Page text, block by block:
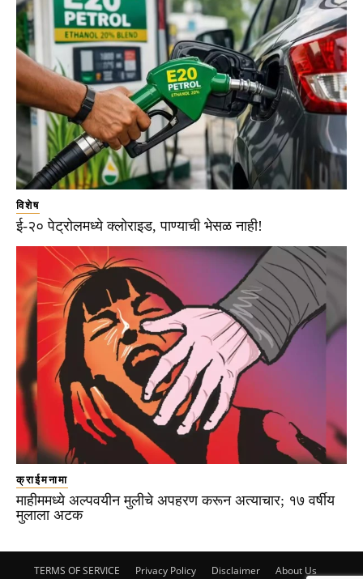
विशेष
ई-२० पेट्रोलमध्ये क्लोराइड, पाण्याची भेसळ नाही!
क्राईमनामा
माहीममध्ये अल्पवयीन मुलीचे अपहरण करून अत्याचार; १७ वर्षीय
मुलाला अटक
TERMS OF SERVICE Privacy Policy Disclaimer About Us